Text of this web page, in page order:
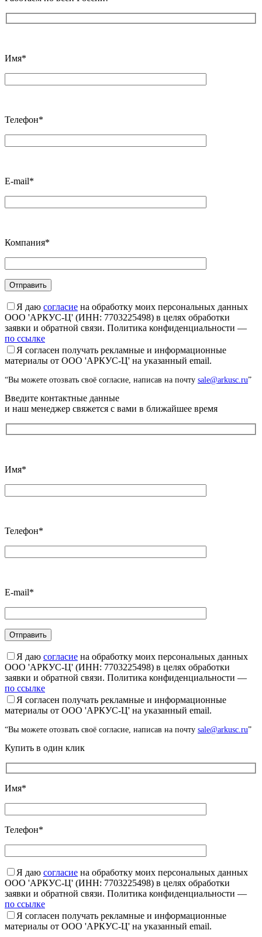
Имя*
Телефон*
E-mail*
Компания*
Я даю согласие на обработку моих персональных данных
ООО 'АРКУС-Ц' (ИНН: 7703225498) в целях обработки
заявки и обратной связи. Политика конфиденциальности —
по ссылке
Я согласен получать рекламные и информационные
материалы от ООО 'АРКУС-Ц' на указанный email.
“Вы можете отозвать своё согласие, написав на почту sale@arkusc.ru”
Введите контактные данные
и наш менеджер свяжется с вами в ближайшее время
Имя*
Телефон*
E-mail*
Я даю согласие на обработку моих персональных данных
ООО 'АРКУС-Ц' (ИНН: 7703225498) в целях обработки
заявки и обратной связи. Политика конфиденциальности —
по ссылке
Я согласен получать рекламные и информационные
материалы от ООО 'АРКУС-Ц' на указанный email.
“Вы можете отозвать своё согласие, написав на почту sale@arkusc.ru”
Купить в один клик
Имя*
Телефон*
Я даю согласие на обработку моих персональных данных
ООО 'АРКУС-Ц' (ИНН: 7703225498) в целях обработки
заявки и обратной связи. Политика конфиденциальности —
по ссылке
Я согласен получать рекламные и информационные
материалы от ООО 'АРКУС-Ц' на указанный email.